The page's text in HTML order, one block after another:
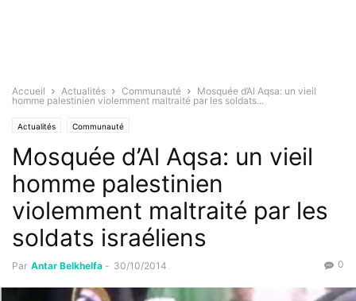
Accueil Actualités Communauté
Mosquée d’Al Aqsa: un vieil
homme palestinien violemment maltraité par les soldats...
Actualités Communauté
Mosquée d’Al Aqsa: un vieil
homme palestinien
violemment maltraité par les
soldats israéliens
Par Antar Belkhelfa - 30/10/2014 0